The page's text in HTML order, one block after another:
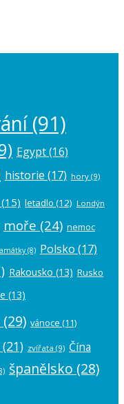
(91)
Egypt(16)
historie (17) hory (9)
(15) letadlo (12) Londýn
moře (24) nemoc
(8) Polsko (17)
Rakousko (13) Rusko
(13)
(29) vánoce (11)
(21) zvířata (9) Čína
španělsko (28)